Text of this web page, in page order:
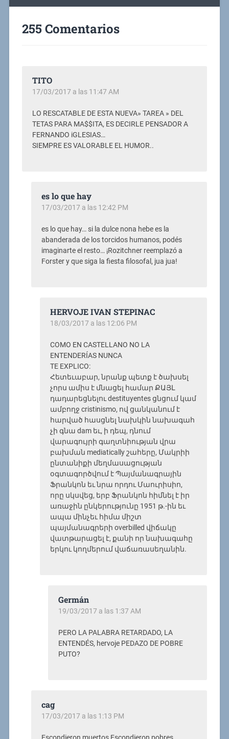
255 Comentarios
TITO
17/03/2017 a las 11:47 AM
LO RESCATABLE DE ESTA NUEVA» TAREA » DEL
TETAS PARA MA$$ITA, ES DECIRLE PENSADOR A
FERNANDO iGLESIAS…
SIEMPRE ES VALORABLE EL HUMOR..
es lo que hay
17/03/2017 a las 12:42 PM
es lo que hay… si la dulce nona hebe es la
abanderada de los torcidos humanos, podés
imaginarte el resto… ¡Rozitchner reemplazó a
Forster y que siga la fiesta filosofal, jua jua!
HERVOJE IVAN STEPINAC
18/03/2017 a las 12:06 PM
COMO EN CASTELLANO NO LA
ENTENDERÍAS NUNCA
TE EXPLICO:
Հետեւաբար, նրանք պետք է ծախսել
չորս ամիս է մնացել համար ՔԱՅԼ
դադարեցնելու destituyentes ցնցում կամ
ամբողջ cristinismo, ով ցանկանում է
հարված հասցնել նախկին նախագահ
չի գնա dam եւ, ի դեպ, դնում
վարագույրի գաղտնիության վրա
բախման mediatically շահերը, Մակրիի
ընտանիքի մեղմասացության
օգտագործվում է Պայմանագրային
Ֆրանկոն եւ նրա որդու Մաուրիսիո,
որը սկսվեց, երբ Ֆրանկոն հիմնել է իր
առաջին ընկերությունը 1951 թ.-ին եւ
ապա մինչեւ հիմա միշտ
պայմանագրերի overbilled վիճակը
վատթարացել է, քանի որ նախագահը
երկու կողմերում վաճառասեղանին.
Germán
19/03/2017 a las 1:37 AM
PERO LA PALABRA RETARDADO, LA
ENTENDÉS, hervoje PEDAZO DE POBRE
PUTO?
cag
17/03/2017 a las 1:13 PM